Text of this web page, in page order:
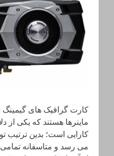
کارت گرافیک های گیمینگ
ماینرها هستند که یکی
می رسد و متاسفانه